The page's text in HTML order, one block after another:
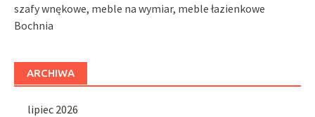
szafy wnękowe, meble na wymiar, meble łazienkowe
Bochnia
ARCHIWA
lipiec 2026